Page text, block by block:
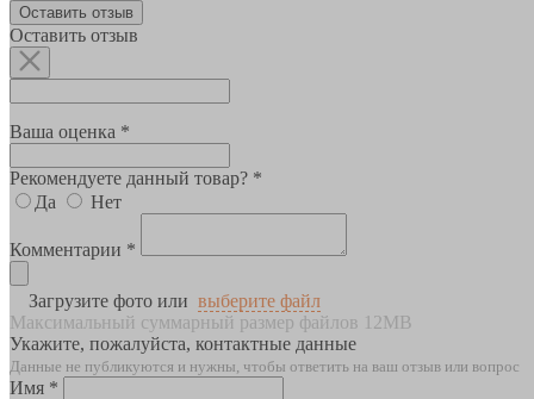
Оставить отзыв
Оставить отзыв
Ваша оценка *
Рекомендуете данный товар? *
Да
Нет
Комментарии *
Загрузите фото или выберите файл
Максимальный суммарный размер файлов 12MB
Укажите, пожалуйста, контактные данные
Данные не публикуются и нужны, чтобы ответить на ваш отзыв или вопрос
Имя *